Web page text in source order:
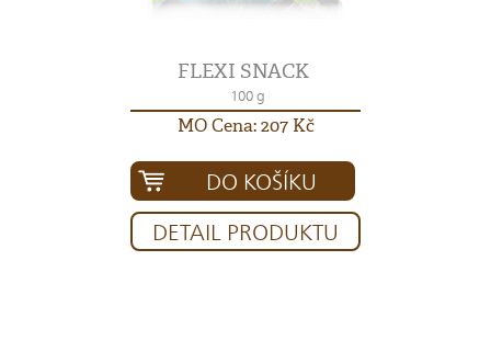
FLEXI SNACK
100 g
MO Cena: 207 Kč
DO KOŠÍKU
DETAIL PRODUKTU